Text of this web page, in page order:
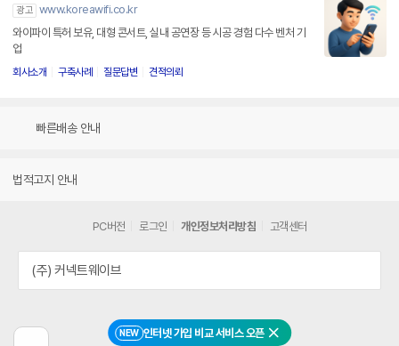
NEW 인터넷 가입 비교 서비스 오픈 닫기
광고 www.koreawifi.co.kr
와이파이 특허 보유, 대형 콘서트, 실내 공연장 등 시공 경험 다수 벤처 기
업
회사소개 구축사례 질문답변 견적의뢰
빠른배송 안내
법적고지 안내
PC버전 로그인 개인정보처리방침 고객센터
(주) 커넥트웨이브